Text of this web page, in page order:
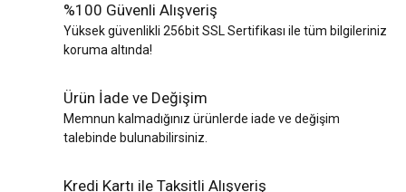
%100 Güvenli Alışveriş
Yüksek güvenlikli 256bit SSL Sertifikası ile tüm bilgileriniz
koruma altında!
Ürün İade ve Değişim
Memnun kalmadığınız ürünlerde iade ve değişim
talebinde bulunabilirsiniz.
Kredi Kartı ile Taksitli Alışveriş